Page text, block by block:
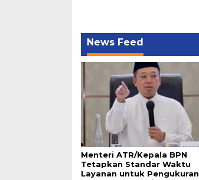
News Feed
Menteri ATR/Kepala BPN
Tetapkan Standar Waktu
Layanan untuk Pengukuran